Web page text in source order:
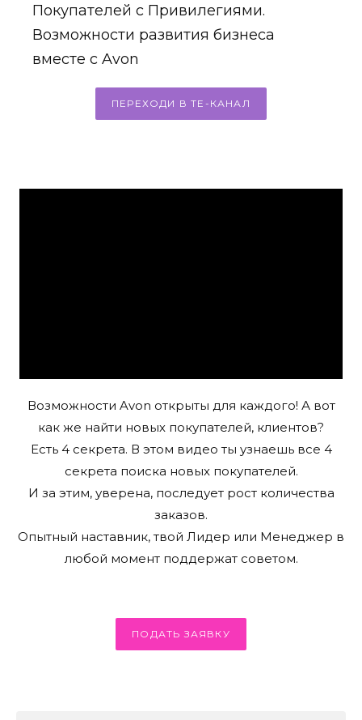
Покупателей с Привилегиями.
Возможности развития бизнеса
вместе с Avon
ПЕРЕХОДИ В TE-КАНАЛ
Возможности Avon открыты для каждого! А вот
как же найти новых покупателей, клиентов?
Есть 4 секрета. В этом видео ты узнаешь все 4
секрета поиска новых покупателей.
И за этим, уверена, последует рост количества
заказов.
Опытный наставник, твой Лидер или Менеджер в
любой момент поддержат советом.
ПОДАТЬ ЗАЯВКУ